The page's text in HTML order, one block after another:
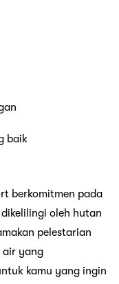
baik
berkomitmen pada
oleh hutan
pelestarian
air yang
kamu yang ingin